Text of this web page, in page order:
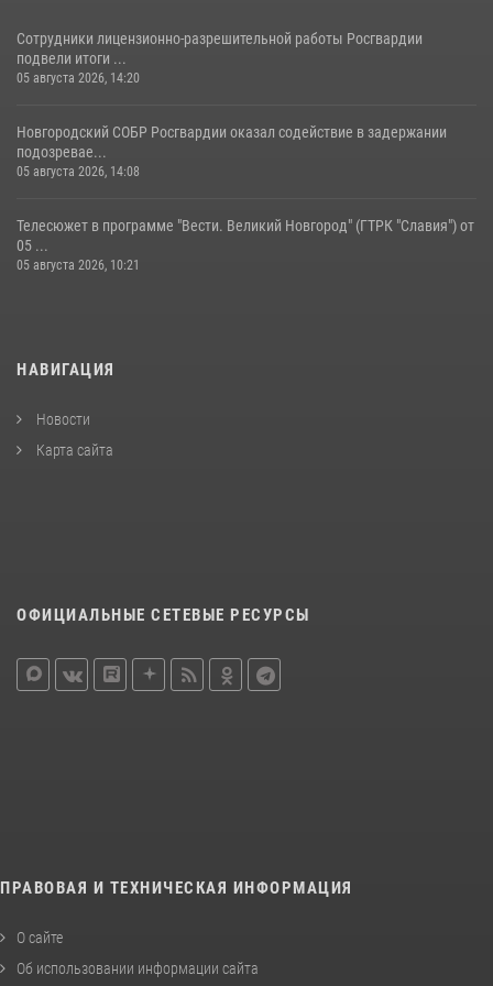
Сотрудники лицензионно-разрешительной работы Росгвардии
подвели итоги ...
05 августа 2026, 14:20
Новгородский СОБР Росгвардии оказал содействие в задержании
подозревае...
05 августа 2026, 14:08
Телесюжет в программе "Вести. Великий Новгород" (ГТРК "Славия") от
05 ...
05 августа 2026, 10:21
НАВИГАЦИЯ
Новости
Карта сайта
ОФИЦИАЛЬНЫЕ СЕТЕВЫЕ РЕСУРСЫ
ПРАВОВАЯ И ТЕХНИЧЕСКАЯ ИНФОРМАЦИЯ
О сайте
Об использовании информации сайта